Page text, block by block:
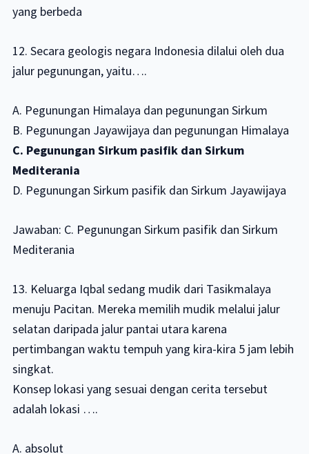
yang berbeda
12. Secara geologis negara Indonesia dilalui oleh dua
jalur pegunungan, yaitu….
A. Pegunungan Himalaya dan pegunungan Sirkum
B. Pegunungan Jayawijaya dan pegunungan Himalaya
C. Pegunungan Sirkum pasifik dan Sirkum
Mediterania
D. Pegunungan Sirkum pasifik dan Sirkum Jayawijaya
Jawaban: C. Pegunungan Sirkum pasifik dan Sirkum
Mediterania
13. Keluarga Iqbal sedang mudik dari Tasikmalaya
menuju Pacitan. Mereka memilih mudik melalui jalur
selatan daripada jalur pantai utara karena
pertimbangan waktu tempuh yang kira-kira 5 jam lebih
singkat.
Konsep lokasi yang sesuai dengan cerita tersebut
adalah lokasi ….
A. absolut